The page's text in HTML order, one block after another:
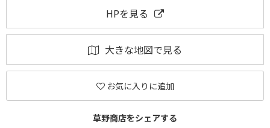
HPを見る
大きな地図で見る
お気に入りに追加
草野商店をシェアする